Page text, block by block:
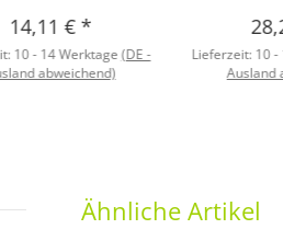
14,11 € *
10 - 14 Werktage (DE -
abweichend)
Lieferzeit: 10 -
Ausland
Ähnliche Artikel